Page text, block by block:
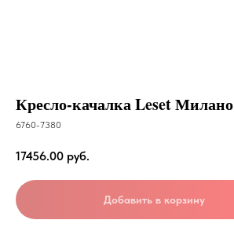
Кресло-качалка Leset Милано
6760-7380
17456.00 руб.
Добавить в корзину